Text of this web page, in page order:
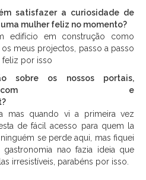
satisfazer a curiosidade de
mulher feliz no momento?
edifício em construção como
meus projectos, passo a passo
feliz por isso
sobre os nossos portais,
e
mas quando vi a primeira vez
de fácil acesso para quem la
se perde aqui, mas fiquei
nao fazia ideia que
irresistíveis, parabéns por isso.